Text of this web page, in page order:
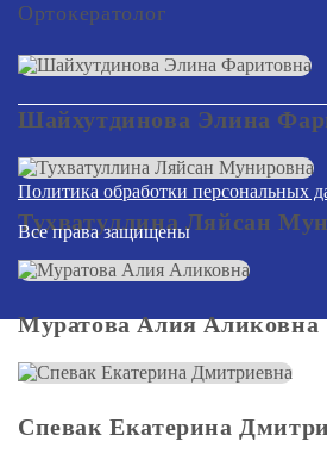
Ортокератолог
Шайхутдинова Элина
Тухватуллина Ляйсан
Муратова Алия Аликовна
Спевак Екатерина
Политика обработки персональных
Все права защищены